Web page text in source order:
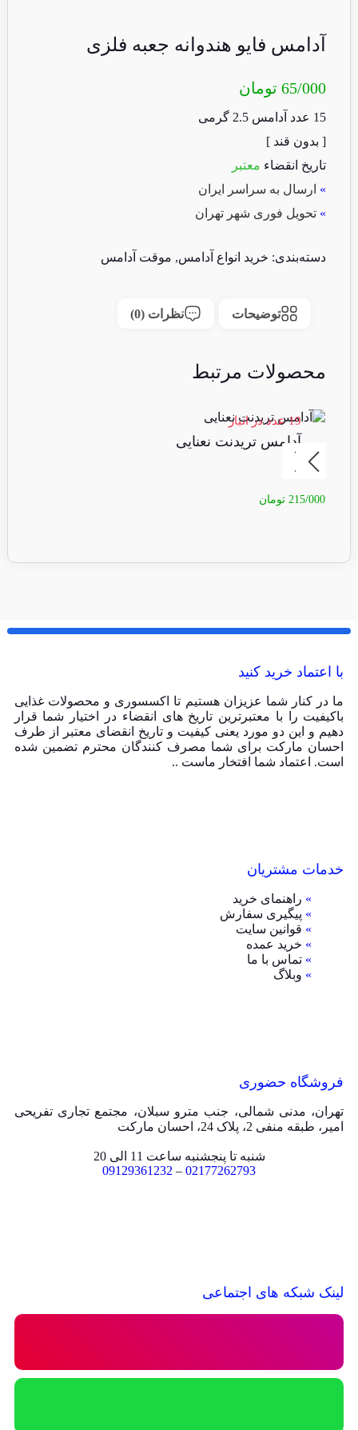
آدامس فایو هندوانه جعبه فلزی
65/000 تومان
15 عدد آدامس 2.5 گرمی
[ بدون قند ]
تاریخ انقضاء معتبر
» ارسال به سراسر ایران
» تحویل فوری شهر تهران
دسته‌بندی: خرید انواع آدامس, موقت آدامس
توضیحات نظرات (0)
محصولات مرتبط
19 عدد در انبار
آدامس تریدنت نعنایی
215/000 تومان
با اعتماد خرید کنید
ما در کنار شما عزیزان هستیم تا اکسسوری و محصولات غذایی
باکیفیت را با معتبرترین تاریخ های انقضاء در اختیار شما قرار
دهیم و این دو مورد یعنی کیفیت و تاریخ انقضای معتبر از طرف
احسان مارکت برای شما مصرف کنندگان محترم تضمین شده
است. اعتماد شما افتخار ماست ..
خدمات مشتریان
» راهنمای خرید
» پیگیری سفارش
» قوانین سایت
» خرید عمده
» تماس با ما
» وبلاگ
فروشگاه حضوری
تهران، مدنی شمالی، جنب مترو سبلان، مجتمع تجاری تفریحی
امیر، طبقه منفی 2، پلاک 24، احسان مارکت
شنبه تا پنجشنبه ساعت 11 الی 20
02177262793
–
09129361232
لینک شبکه های اجتماعی